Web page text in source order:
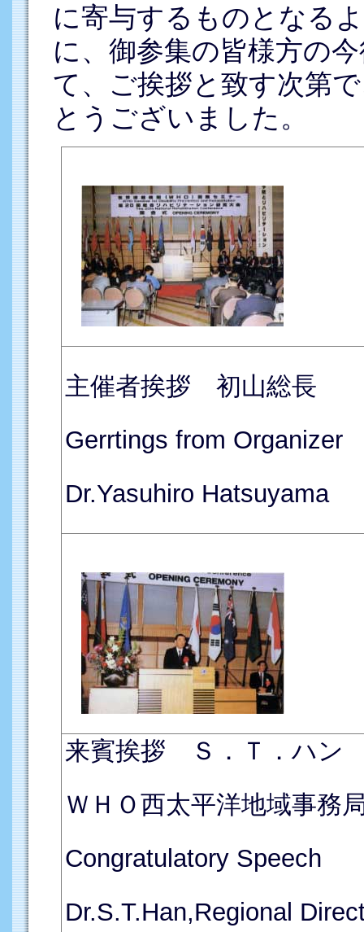
に寄与するものとなる
に、御参集の皆様方の
て、ご挨拶と致す次第
とうございました。
主催者挨拶 初山総長
Gerrtings from Organizer
Dr.Yasuhiro Hatsuyama
来賓挨拶 Ｓ．Ｔ．ハン
ＷＨＯ西太平洋地域事務
Congratulatory Speech
Dr.S.T.Han,Regional